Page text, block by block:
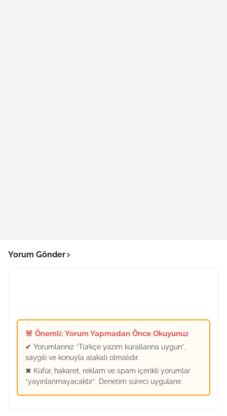
Yorum Gönder
🚨 Önemli: Yorum Yapmadan Önce Okuyunuz
✔ Yorumlarınız *Türkçe yazım kurallarına uygun*,
saygılı ve konuyla alakalı olmalıdır.
✖ Küfür, hakaret, reklam ve spam içerikli yorumlar
*yayınlanmayacaktır*. Denetim süreci uygulanır.